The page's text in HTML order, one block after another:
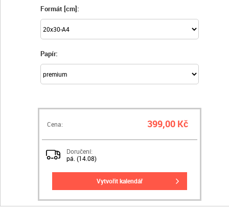
Formát [cm]:
Papír:
Cena: 399,00 Kč
Doručení:
pá. (14.08)
vytvořit kalendář